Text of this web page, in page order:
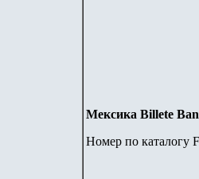
Мексика Billete
Номер по каталогу